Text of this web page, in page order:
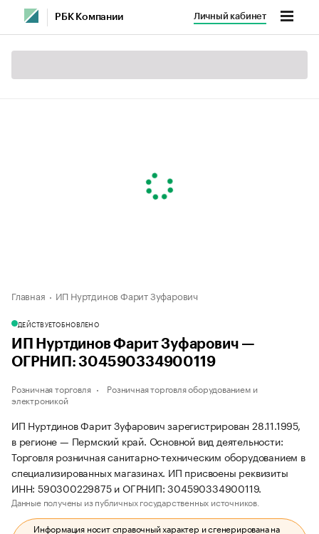
РБК Компании Личный кабинет
Главная ИП Нуртдинов Фарит Зуфарович
ДЕЙСТВУЕТОБНОВЛЕНО
ИП Нуртдинов Фарит Зуфарович —
ОГРНИП: 304590334900119
Розничная торговля
Розничная торговля оборудованием и
электроникой
ИП Нуртдинов Фарит Зуфарович зарегистрирован 28.11.1995,
в регионе — Пермский край. Основной вид деятельности:
Торговля розничная санитарно-техническим оборудованием в
специализированных магазинах. ИП присвоены реквизиты
ИНН: 590300229875 и ОГРНИП: 304590334900119.
Данные получены из публичных государственных источников.
Информация носит справочный характер и сгенерирована на